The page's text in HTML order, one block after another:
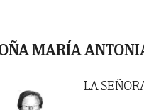
MARÍA
LA